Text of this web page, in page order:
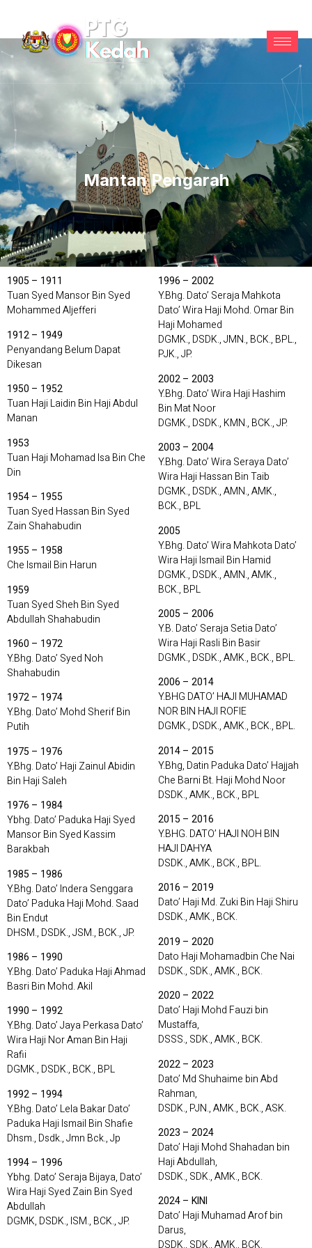
Mantan Pengarah
1905 – 1911
Tuan Syed Mansor Bin Syed
Mohammed Aljefferi
1912 – 1949
Penyandang Belum Dapat
Dikesan
1950 – 1952
Tuan Haji Laidin Bin Haji Abdul
Manan
1953
Tuan Haji Mohamad Isa Bin Che
Din
1954 – 1955
Tuan Syed Hassan Bin Syed
Zain Shahabudin
1955 – 1958
Che Ismail Bin Harun
1959
Tuan Syed Sheh Bin Syed
Abdullah Shahabudin
1960 – 1972
Y.Bhg. Dato’ Syed Noh
Shahabudin
1972 – 1974
Y.Bhg. Dato’ Mohd Sherif Bin
Putih
1975 – 1976
Y.Bhg. Dato’ Haji Zainul Abidin
Bin Haji Saleh
1976 – 1984
Ybhg. Dato’ Paduka Haji Syed
Mansor Bin Syed Kassim
Barakbah
1985 – 1986
Y.Bhg. Dato’ Indera Senggara
Dato’ Paduka Haji Mohd. Saad
Bin Endut
DHSM., DSDK., JSM., BCK., JP.
1986 – 1990
Y.Bhg. Dato’ Paduka Haji Ahmad
Basri Bin Mohd. Akil
1990 – 1992
Y.Bhg. Dato’ Jaya Perkasa Dato’
Wira Haji Nor Aman Bin Haji
Rafii
DGMK., DSDK., BCK., BPL
1992 – 1994
Y.Bhg. Dato’ Lela Bakar Dato’
Paduka Haji Ismail Bin Shafie
Dhsm., Dsdk., Jmn Bck., Jp
1994 – 1996
Ybhg. Dato’ Seraja Bijaya, Dato’
Wira Haji Syed Zain Bin Syed
Abdullah
DGMK, DSDK., ISM., BCK., JP.
1996 – 2002
Y.Bhg. Dato’ Seraja Mahkota
Dato’ Wira Haji Mohd. Omar Bin
Haji Mohamed
DGMK., DSDK., JMN., BCK., BPL.,
PJK., JP.
2002 – 2003
Y.Bhg. Dato’ Wira Haji Hashim
Bin Mat Noor
DGMK., DSDK., KMN., BCK., JP.
2003 – 2004
Y.Bhg. Dato’ Wira Seraya Dato’
Wira Haji Hassan Bin Taib
DGMK., DSDK., AMN., AMK.,
BCK., BPL
2005
Y.Bhg. Dato’ Wira Mahkota Dato’
Wira Haji Ismail Bin Hamid
DGMK., DSDK., AMN., AMK.,
BCK., BPL
2005 – 2006
Y.B. Dato’ Seraja Setia Dato’
Wira Haji Rasli Bin Basir
DGMK., DSDK., AMK., BCK., BPL.
2006 – 2014
Y.BHG DATO’ HAJI MUHAMAD
NOR BIN HAJI ROFIE
DGMK., DSDK., AMK., BCK., BPL.
2014 – 2015
Y.Bhg, Datin Paduka Dato’ Hajjah
Che Barni Bt. Haji Mohd Noor
DSDK., AMK., BCK., BPL
2015 – 2016
Y.BHG. DATO’ HAJI NOH BIN
HAJI DAHYA
DSDK., AMK., BCK., BPL.
2016 – 2019
Dato’ Haji Md. Zuki Bin Haji Shiru
DSDK., AMK., BCK.
2019 – 2020
Dato Haji Mohamadbin Che Nai
DSDK., SDK., AMK., BCK.
2020 – 2022
Dato’ Haji Mohd Fauzi bin
Mustaffa,
DSSS., SDK., AMK., BCK.
2022 – 2023
Dato’ Md Shuhaime bin Abd
Rahman,
DSDK., PJN., AMK., BCK., ASK.
2023 – 2024
Dato’ Haji Mohd Shahadan bin
Haji Abdullah,
DSDK., SDK., AMK., BCK.
2024 – KINI
Dato’ Haji Muhamad Arof bin
Darus,